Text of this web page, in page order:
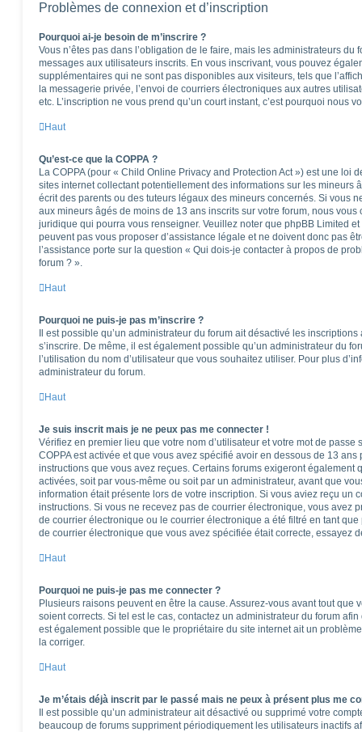
Problèmes de connexion et d’inscription
Pourquoi ai-je besoin de m’inscrire ?
Vous n’êtes pas dans l’obligation de le faire, mais les administrateurs
messages aux utilisateurs inscrits. En vous inscrivant, vous pouvez
supplémentaires qui ne sont pas disponibles aux visiteurs, tels que
la messagerie privée, l’envoi de courriers électroniques aux autres
etc. L’inscription ne vous prend qu’un court instant, c’est pourquoi nous
Haut
Qu’est-ce que la COPPA ?
La COPPA (pour « Child Online Privacy and Protection Act ») est une loi
sites internet collectant potentiellement des informations sur les mineurs
écrit des parents ou des tuteurs légaux des mineurs concernés. Si vous
aux mineurs âgés de moins de 13 ans inscrits sur votre forum, nous
juridique qui pourra vous renseigner. Veuillez noter que phpBB Limited
peuvent pas vous proposer d’assistance légale et ne doivent donc pas
l’assistance porte sur la question « Qui dois-je contacter à propos de
forum ? ».
Haut
Pourquoi ne puis-je pas m’inscrire ?
Il est possible qu’un administrateur du forum ait désactivé les
s’inscrire. De même, il est également possible qu’un administrateur du
l’utilisation du nom d’utilisateur que vous souhaitez utiliser. Pour plus
administrateur du forum.
Haut
Je suis inscrit mais je ne peux pas me connecter !
Vérifiez en premier lieu que votre nom d’utilisateur et votre mot de
COPPA est activée et que vous avez spécifié avoir en dessous de 13
instructions que vous avez reçues. Certains forums exigeront également
activées, soit par vous-même ou soit par un administrateur, avant que
information était présente lors de votre inscription. Si vous aviez reçu un
instructions. Si vous ne recevez pas de courrier électronique, vous avez
de courrier électronique ou le courrier électronique a été filtré en tant
de courrier électronique que vous avez spécifiée était correcte, essayez
Haut
Pourquoi ne puis-je pas me connecter ?
Plusieurs raisons peuvent en être la cause. Assurez-vous avant tout que
soient corrects. Si tel est le cas, contactez un administrateur du forum
est également possible que le propriétaire du site internet ait un
la corriger.
Haut
Je m’étais déjà inscrit par le passé mais ne peux à présent plus me
Il est possible qu’un administrateur ait désactivé ou supprimé votre
beaucoup de forums suppriment périodiquement les utilisateurs inactifs